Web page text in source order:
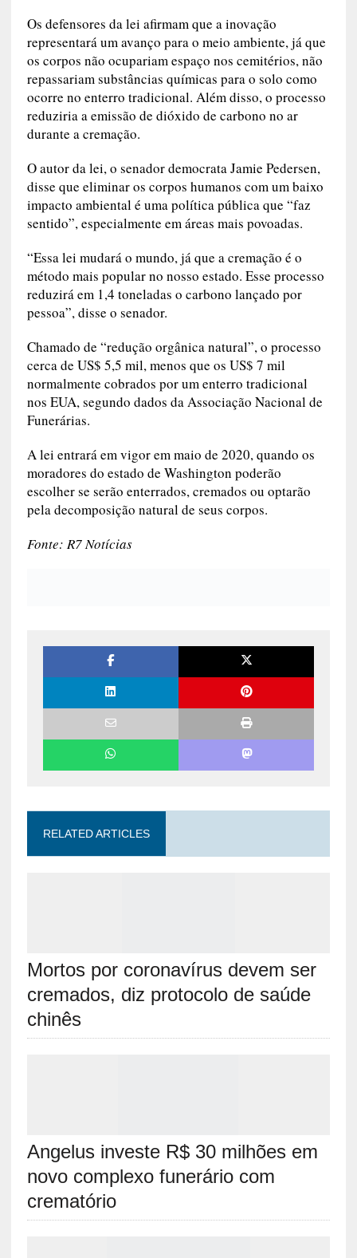
Os defensores da lei afirmam que a inovação
representará um avanço para o meio ambiente, já que
os corpos não ocupariam espaço nos cemitérios, não
repassariam substâncias químicas para o solo como
ocorre no enterro tradicional. Além disso, o processo
reduziria a emissão de dióxido de carbono no ar
durante a cremação.
O autor da lei, o senador democrata Jamie Pedersen,
disse que eliminar os corpos humanos com um baixo
impacto ambiental é uma política pública que “faz
sentido”, especialmente em áreas mais povoadas.
“Essa lei mudará o mundo, já que a cremação é o
método mais popular no nosso estado. Esse processo
reduzirá em 1,4 toneladas o carbono lançado por
pessoa”, disse o senador.
Chamado de “redução orgânica natural”, o processo
cerca de US$ 5,5 mil, menos que os US$ 7 mil
normalmente cobrados por um enterro tradicional
nos EUA, segundo dados da Associação Nacional de
Funerárias.
A lei entrará em vigor em maio de 2020, quando os
moradores do estado de Washington poderão
escolher se serão enterrados, cremados ou optarão
pela decomposição natural de seus corpos.
Fonte: R7 Notícias
RELATED ARTICLES
Mortos por coronavírus devem ser
cremados, diz protocolo de saúde
chinês
Angelus investe R$ 30 milhões em
novo complexo funerário com
crematório